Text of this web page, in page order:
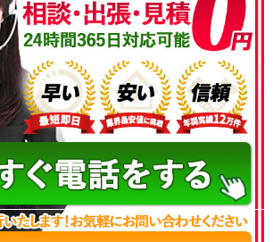
3186-4780